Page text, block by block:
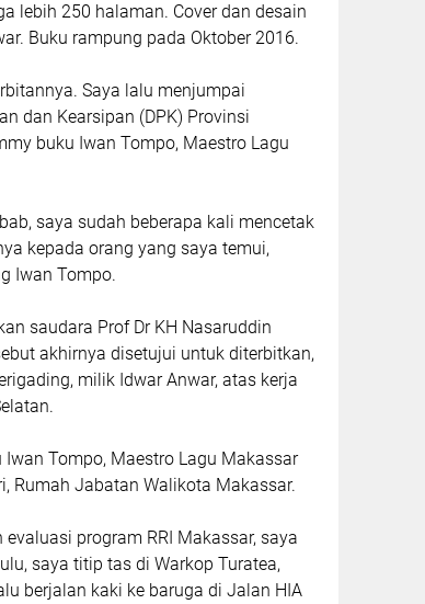
lebih 250 halaman. Cover dan desain
Buku rampung pada Oktober 2016.
Saya lalu menjumpai
dan Kearsipan (DPK) Provinsi
buku Iwan Tompo, Maestro Lagu
saya sudah beberapa kali mencetak
kepada orang yang saya temui,
Iwan Tompo.
saudara Prof Dr KH Nasaruddin
akhirnya disetujui untuk diterbitkan,
milik Idwar Anwar, atas kerja
Tompo, Maestro Lagu Makassar
Rumah Jabatan Walikota Makassar.
program RRI Makassar, saya
saya titip tas di Warkop Turatea,
berjalan kaki ke baruga di Jalan HIA